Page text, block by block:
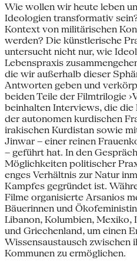
Wie wollen wir heute leben
Ideologien transformativ
Kontext von militärischen
werden? Die künstlerische
untersucht nicht nur, wie
Lebenspraxis
die wir außerhalb dieser
Antworten geben und
beiden Teile der Filmtrilogie
beinhalten Interviews, die
der autonomen kurdischen
irakischen Kurdistan sowie
Jinwar – einer reinen
– geführt hat. In den
Möglichkeiten politischer
enges Verhältnis zur Natur
Kampfes gegründet ist.
Filme organisierte Arsanios
Bäuerinnen und
Libanon, Kolumbien, Mexiko,
und Griechenland, um einen
Wissensaustausch zwischen
Kommunen zu ermöglichen.